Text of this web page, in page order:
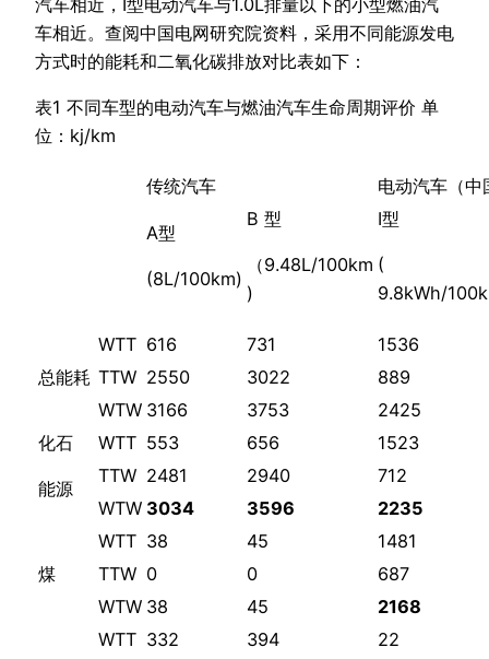
汽车相近，I型电动汽车与1.0L排量以下的小型燃油汽
车相近。查阅中国电网研究院资料，采用不同能源发电
方式时的能耗和二氧化碳排放对比表如下：
表1 不同车型的电动汽车与燃油汽车生命周期评价 单
位：kj/km
传统汽车 电动汽车（中
A型
(8L/100km)
B 型
（9.48L/100km
)
I型
(
9.8kWh/
总能耗
WTT 616 731
1536
TTW 2550 3022
889
WTW 3166 3753
2425
化石
能源
WTT 553 656
1523
TTW 2481 2940
712
WTW 3034 3596 2235
煤
WTT 38 45
1481
TTW 0 0
687
WTW 38 45 2168
WTT 332 394
22